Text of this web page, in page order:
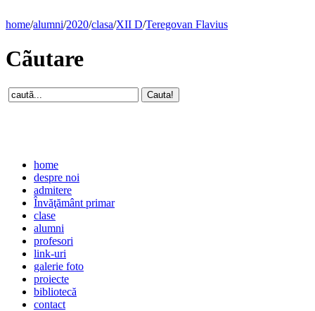
home/alumni/2020/clasa/XII D/Teregovan Flavius
Cãutare
home
despre noi
admitere
Învăţământ primar
clase
alumni
profesori
link-uri
galerie foto
proiecte
bibliotecă
contact